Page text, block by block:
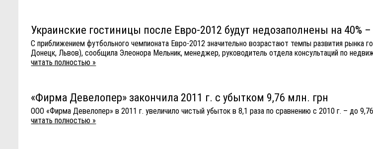
Украинские гостиницы после Евро-2012 будут недозаполнены на 40% –
С приближением футбольного чемпионата Евро-2012 значительно возрастают темпы развития рынка
Донецк, Львов), сообщила Элеонора Мельник, менеджер, руководитель отдела консультаций по
читать полностью »
«Фирма Девелопер» закончила 2011 г. с убытком 9,76 млн. грн
ООО «Фирма Девелопер» в 2011 г. увеличило чистый убыток в 8,1 раза по сравнению с 2010 г. – до
читать полностью »